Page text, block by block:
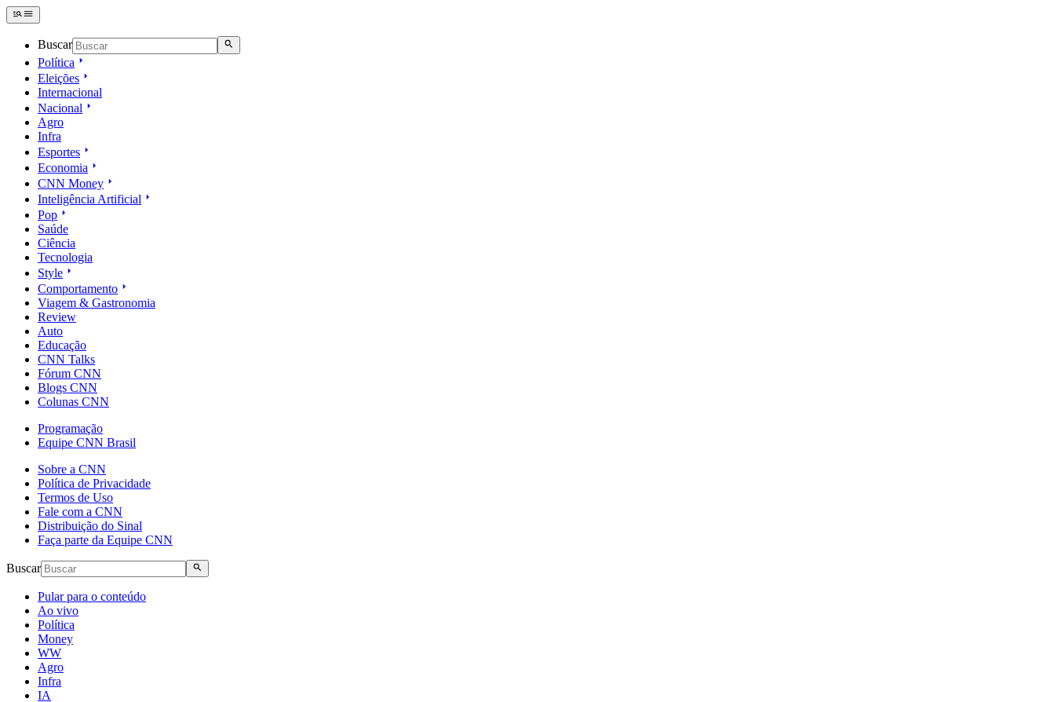
Buscar
Política
Eleições
Internacional
Nacional
Agro
Infra
Esportes
Economia
CNN Money
Inteligência Artificial
Pop
Saúde
Ciência
Tecnologia
Style
Comportamento
Viagem & Gastronomia
Review
Auto
Educação
CNN Talks
Fórum CNN
Blogs CNN
Colunas CNN
Programação
Equipe CNN Brasil
Sobre a CNN
Política de Privacidade
Termos de Uso
Fale com a CNN
Distribuição do Sinal
Faça parte da Equipe CNN
Buscar
Pular para o conteúdo
Ao vivo
Política
Money
WW
Agro
Infra
IA